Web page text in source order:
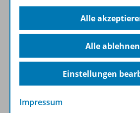
Informationen
Beschreibung
Alle
Alle ablehnen
Einstellungen
Impressum